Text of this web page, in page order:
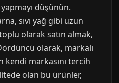
düşünün.
sıvı yağ gibi uzun
olarak satın almak,
olarak, markalı
markasını tercih
olan bu ürünler,